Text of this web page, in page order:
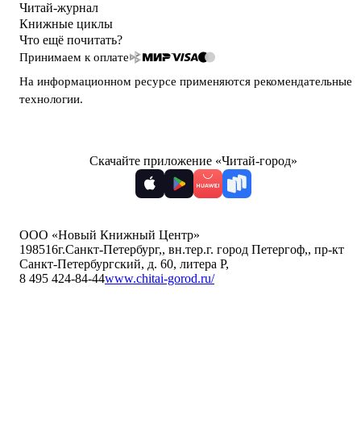
Читай-журнал
Книжные циклы
Что ещё почитать?
Принимаем к оплате
На информационном ресурсе применяются рекомендательные
технологии.
Скачайте приложение «Читай-город»
ООО «Новый Книжный Центр»
198516г.Санкт-Петербург,, вн.тер.г. город Петергоф,, пр-кт
Санкт-Петербургский, д. 60, литера Р,
8 495 424-84-44www.chitai-gorod.ru/